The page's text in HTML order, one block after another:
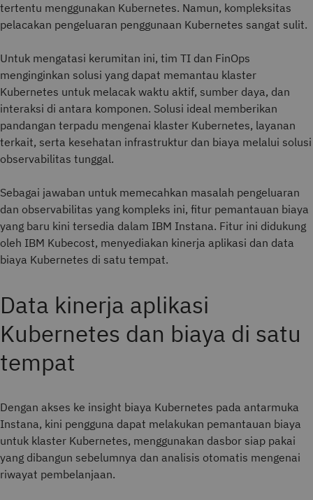
tertentu menggunakan Kubernetes. Namun, kompleksitas
pelacakan pengeluaran penggunaan Kubernetes sangat sulit.
Untuk mengatasi kerumitan ini, tim TI dan FinOps
menginginkan solusi yang dapat memantau klaster
Kubernetes untuk melacak waktu aktif, sumber daya, dan
interaksi di antara komponen. Solusi ideal memberikan
pandangan terpadu mengenai klaster Kubernetes, layanan
terkait, serta kesehatan infrastruktur dan biaya melalui solusi
observabilitas tunggal.
Sebagai jawaban untuk memecahkan masalah pengeluaran
dan observabilitas yang kompleks ini, fitur pemantauan biaya
yang baru kini tersedia dalam IBM Instana. Fitur ini didukung
oleh IBM Kubecost, menyediakan kinerja aplikasi dan data
biaya Kubernetes di satu tempat.
Data kinerja aplikasi
Kubernetes dan biaya di satu
tempat
Dengan akses ke insight biaya Kubernetes pada antarmuka
Instana, kini pengguna dapat melakukan pemantauan biaya
untuk klaster Kubernetes, menggunakan dasbor siap pakai
yang dibangun sebelumnya dan analisis otomatis mengenai
riwayat pembelanjaan.